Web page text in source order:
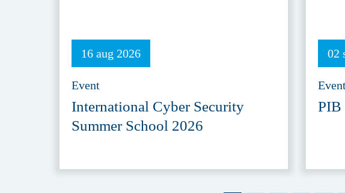
16 aug 2026
Event
International Cyber Security
Summer School 2026
02
PIB